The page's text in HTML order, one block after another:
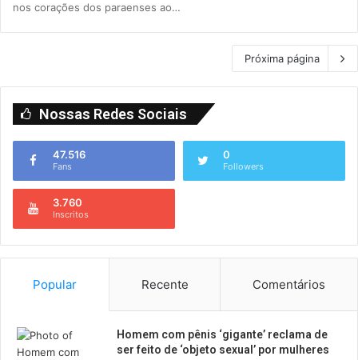
nos corações dos paraenses ao…
Próxima página
Nossas Redes Sociais
47.516
Fans
0
Followers
3.760
Inscritos
Popular Recente Comentários
Homem com pênis ‘gigante’ reclama de
ser feito de ‘objeto sexual’ por mulheres